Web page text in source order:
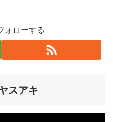
ォローする
スアキ